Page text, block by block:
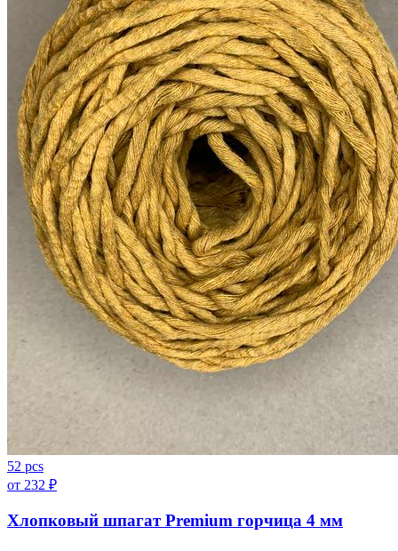
52 pcs
от 232 ₽
Хлопковый шпагат Premium горчица 4 мм